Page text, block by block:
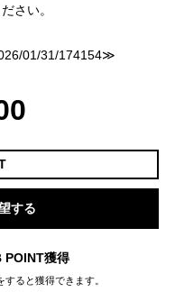
さい。
01/31/174154≫
する
POINT獲得
すると獲得できます。